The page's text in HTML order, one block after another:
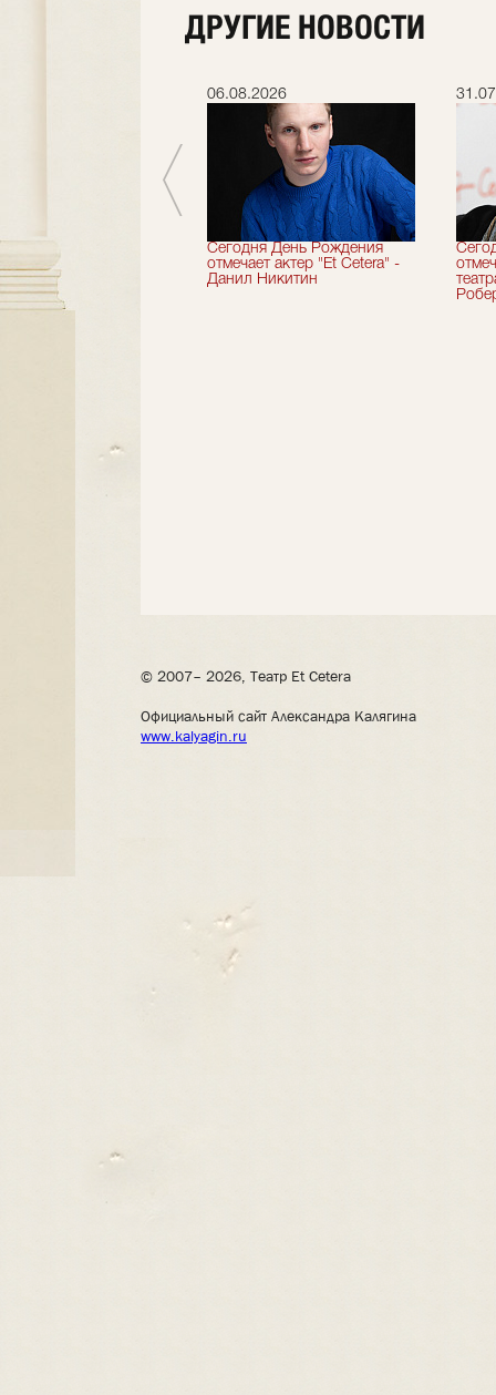
ДРУГИЕ НОВОСТИ
сезон!
06.08.2026
Сегодня День Рождения
отмечает актер "Et Cetera" -
Данил Никитин
© 2007– 2026, Театр Et Cetera
Официальный сайт Александра Калягина
www.kalyagin.ru